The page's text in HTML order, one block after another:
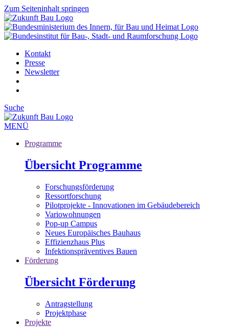
Zum Seiteninhalt springen
Kontakt
Presse
Newsletter
Suche
MENÜ
Programme
Übersicht Programme
Forschungsförderung
Ressortforschung
Pilotprojekte - Innovationen im Gebäudebereich
Variowohnungen
Pop-up Campus
Neues Europäisches Bauhaus
Effizienzhaus Plus
Infektionspräventives Bauen
Förderung
Übersicht Förderung
Antragstellung
Projektphase
Projekte